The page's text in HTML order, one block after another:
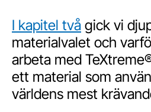
I kapitel två gick vi
materialvalet och
arbeta med
ett material som
världens mest